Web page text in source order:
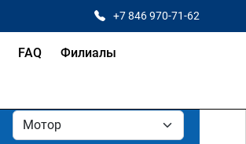
+7 846 970-71-62
FAQ Филиалы